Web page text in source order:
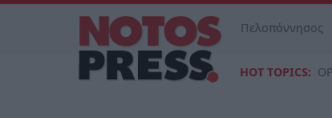
Πελοπόννησος
HOT TOPICS: